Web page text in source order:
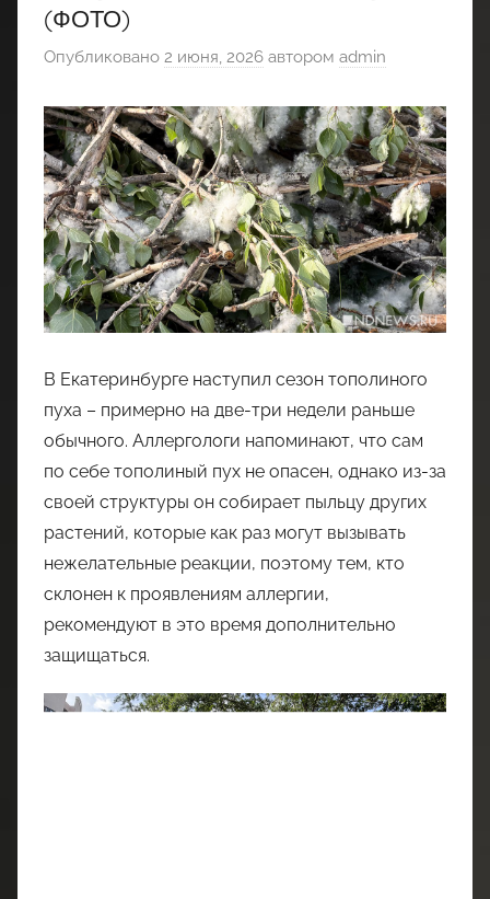
(ФОТО)
Опубликовано 2 июня, 2026 автором admin
В Екатеринбурге наступил сезон тополиного
пуха – примерно на две-три недели раньше
обычного. Аллергологи напоминают, что сам
по себе тополиный пух не опасен, однако из-за
своей структуры он собирает пыльцу других
растений, которые как раз могут вызывать
нежелательные реакции, поэтому тем, кто
склонен к проявлениям аллергии,
рекомендуют в это время дополнительно
защищаться.